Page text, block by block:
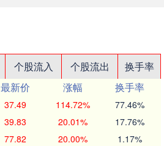
个股流入 个股流出
换手率
最新价 涨幅
换手率
37.49 114.72% 77.46%
39.83 20.01% 17.76%
77.82 20.00% 1.17%